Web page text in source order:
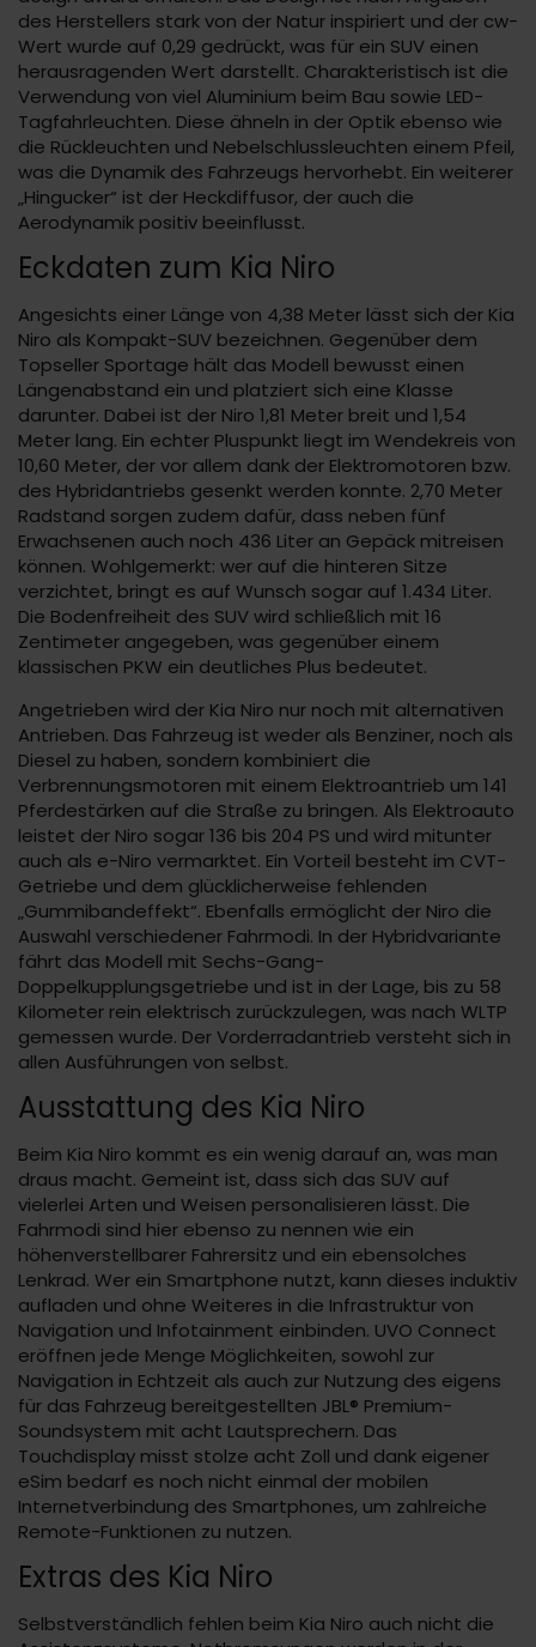
des Herstellers stark von der Natur inspiriert und der cw-
Wert wurde auf 0,29 gedrückt, was für ein SUV einen
herausragenden Wert darstellt. Charakteristisch ist die
Verwendung von viel Aluminium beim Bau sowie LED-
Tagfahrleuchten. Diese ähneln in der Optik ebenso wie
die Rückleuchten und Nebelschlussleuchten einem Pfeil,
was die Dynamik des Fahrzeugs hervorhebt. Ein weiterer
„Hingucker“ ist der Heckdiffusor, der auch die
Aerodynamik positiv beeinflusst.
Eckdaten zum Kia Niro
Angesichts einer Länge von 4,38 Meter lässt sich der Kia
Niro als Kompakt-SUV bezeichnen. Gegenüber dem
Topseller Sportage hält das Modell bewusst einen
Längenabstand ein und platziert sich eine Klasse
darunter. Dabei ist der Niro 1,81 Meter breit und 1,54
Meter lang. Ein echter Pluspunkt liegt im Wendekreis von
10,60 Meter, der vor allem dank der Elektromotoren bzw.
des Hybridantriebs gesenkt werden konnte. 2,70 Meter
Radstand sorgen zudem dafür, dass neben fünf
Erwachsenen auch noch 436 Liter an Gepäck mitreisen
können. Wohlgemerkt: wer auf die hinteren Sitze
verzichtet, bringt es auf Wunsch sogar auf 1.434 Liter.
Die Bodenfreiheit des SUV wird schließlich mit 16
Zentimeter angegeben, was gegenüber einem
klassischen PKW ein deutliches Plus bedeutet.
Angetrieben wird der Kia Niro nur noch mit alternativen
Antrieben. Das Fahrzeug ist weder als Benziner, noch als
Diesel zu haben, sondern kombiniert die
Verbrennungsmotoren mit einem Elektroantrieb um 141
Pferdestärken auf die Straße zu bringen. Als Elektroauto
leistet der Niro sogar 136 bis 204 PS und wird mitunter
auch als e-Niro vermarktet. Ein Vorteil besteht im CVT-
Getriebe und dem glücklicherweise fehlenden
„Gummibandeffekt“. Ebenfalls ermöglicht der Niro die
Auswahl verschiedener Fahrmodi. In der Hybridvariante
fährt das Modell mit Sechs-Gang-
Doppelkupplungsgetriebe und ist in der Lage, bis zu 58
Kilometer rein elektrisch zurückzulegen, was nach WLTP
gemessen wurde. Der Vorderradantrieb versteht sich in
allen Ausführungen von selbst.
Ausstattung des Kia Niro
Beim Kia Niro kommt es ein wenig darauf an, was man
draus macht. Gemeint ist, dass sich das SUV auf
vielerlei Arten und Weisen personalisieren lässt. Die
Fahrmodi sind hier ebenso zu nennen wie ein
höhenverstellbarer Fahrersitz und ein ebensolches
Lenkrad. Wer ein Smartphone nutzt, kann dieses induktiv
aufladen und ohne Weiteres in die Infrastruktur von
Navigation und Infotainment einbinden. UVO Connect
eröffnen jede Menge Möglichkeiten, sowohl zur
Navigation in Echtzeit als auch zur Nutzung des eigens
für das Fahrzeug bereitgestellten JBL® Premium-
Soundsystem mit acht Lautsprechern. Das
Touchdisplay misst stolze acht Zoll und dank eigener
eSim bedarf es noch nicht einmal der mobilen
Internetverbindung des Smartphones, um zahlreiche
Remote-Funktionen zu nutzen.
Extras des Kia Niro
Selbstverständlich fehlen beim Kia Niro auch nicht die